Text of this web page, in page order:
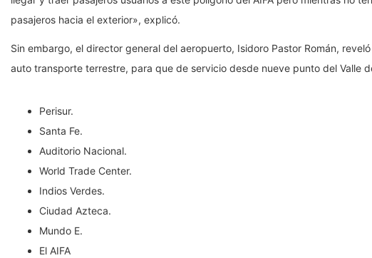
pasajeros hacia el exterior», explicó.
Sin embargo, el director general del aeropuerto, Isidoro Pastor Román,
auto transporte terrestre, para que de servicio desde nueve punto del Valle
Perisur.
Santa Fe.
Auditorio Nacional.
World Trade Center.
Indios Verdes.
Ciudad Azteca.
Mundo E.
El AIFA